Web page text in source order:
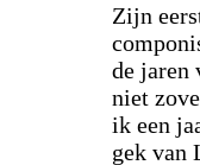
Zijn
de jaren
niet
ik een
gek van